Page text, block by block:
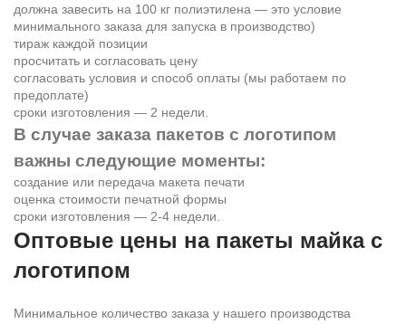
должна завесить на 100 кг полиэтилена — это условие
минимального заказа для запуска в производство)
тираж каждой позиции
просчитать и согласовать цену
согласовать условия и способ оплаты (мы работаем по
предоплате)
сроки изготовления — 2 недели.
В случае заказа пакетов с логотипом
важны следующие моменты:
создание или передача макета печати
оценка стоимости печатной формы
сроки изготовления — 2-4 недели.
Оптовые цены на пакеты майка с
логотипом
Минимальное количество заказа у нашего производства